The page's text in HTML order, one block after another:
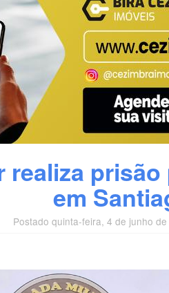
realiza
em
Postado quinta-feira, 4 de junho